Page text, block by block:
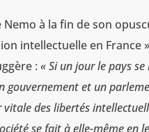
Nemo à la fin de son
intellectuelle en France
: « Si un jour le pays
gouvernement et un
vitale des libertés
se fait à elle-même en